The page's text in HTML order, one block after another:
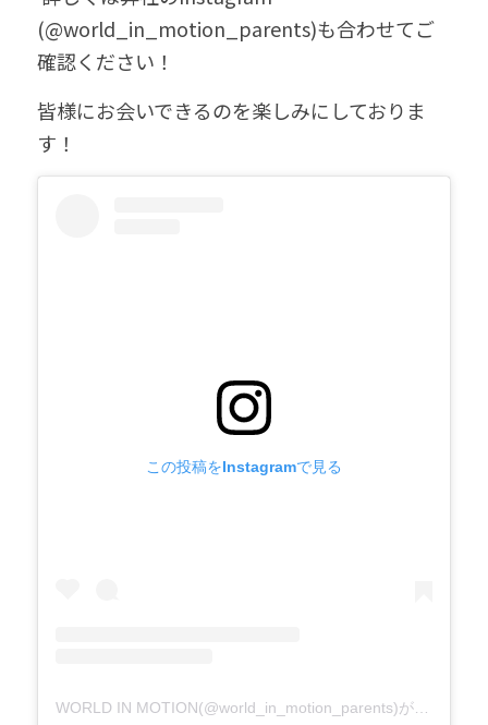
(@world_in_motion_parents)も合わせてご
確認ください！
皆様にお会いできるのを楽しみにしておりま
す！
この投稿をInstagramで見る
WORLD IN MOTION(@world_in_motion_parents)がシェアした投稿